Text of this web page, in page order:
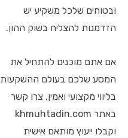
ובטוחים שלכל משקיע יש
הזדמנות להצליח בשוק ההון.
אם אתם מוכנים להתחיל את
המסע שלכם בעולם ההשקעות
בליווי מקצועי ואמין, צרו קשר
באתר khmuhtadin.com
וקבלו ייעוץ מותאם אישית